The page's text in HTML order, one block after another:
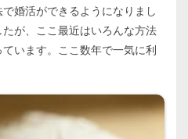
婚活ができるようになりまし
が、ここ最近はいろんな方法
います。ここ数年で一気に利